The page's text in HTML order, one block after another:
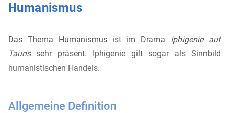
Humanismus
Das Thema Humanismus ist im Drama Iphigenie auf
Taurissehr präsent. Iphigenie gilt sogar als Sinnbild
humanistischen Handels.
Allgemeine Definition